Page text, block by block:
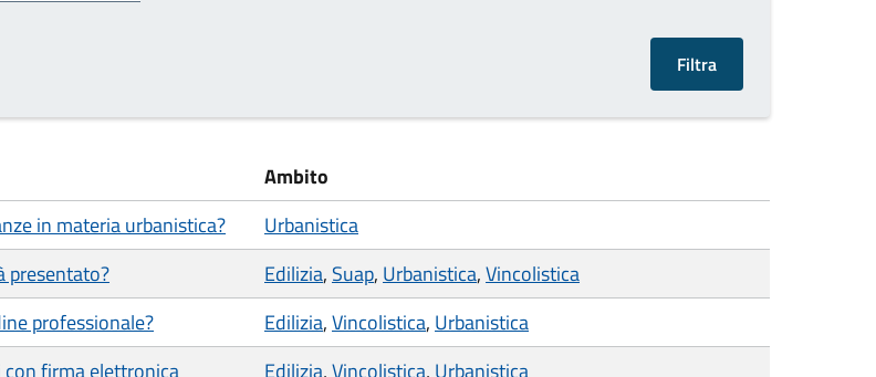
Ambito
in materia urbanistica?
Urbanistica
presentato?
Edilizia, Suap, Urbanistica,Vincolistica
professionale?
Edilizia,Vincolistica, Urbanistica
firma elettronica
Edilizia,Vincolistica, Urbanistica